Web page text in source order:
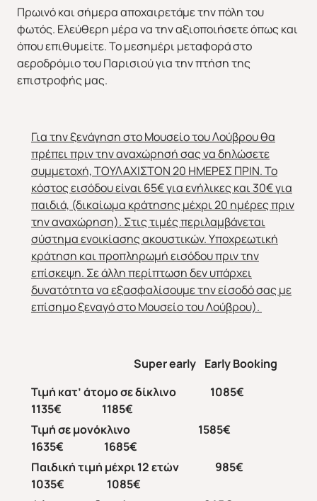
Πρωινό και σήμερα αποχαιρετάμε την πόλη του
φωτός. Ελεύθερη μέρα να την αξιοποιήσετε όπως και
όπου επιθυμείτε. Το μεσημέρι μεταφορά στο
αεροδρόμιο του Παρισιού για την πτήση της
επιστροφής μας.
Για την ξενάγηση στο Μουσείο του Λούβρου θα
πρέπει πριν την αναχώρησή σας να δηλώσετε
συμμετοχή, ΤΟΥΛΑΧΙΣΤΟΝ 20 ΗΜΕΡΕΣ ΠΡΙΝ. Το
κόστος εισόδου είναι 65€ για ενήλικες και 30€ για
παιδιά, (δικαίωμα κράτησης μέχρι 20 ημέρες πριν
την αναχώρηση). Στις τιμές περιλαμβάνεται
σύστημα ενοικίασης ακουστικών. Υποχρεωτική
κράτηση και προπληρωμή εισόδου πριν την
επίσκεψη. Σε άλλη περίπτωση δεν υπάρχει
δυνατότητα να εξασφαλίσουμε την είσοδό σας με
επίσημο ξεναγό στο Μουσείο του Λούβρου).
Super early EarlyBooking
Τιμή κατ’ άτομο σε δίκλινο 1085€
1135€ 1185€
Τιμή σε μονόκλινο 1585€
1635€ 1685€
Παιδική τιμή μέχρι 12 ετών 985€
1035€ 1085€